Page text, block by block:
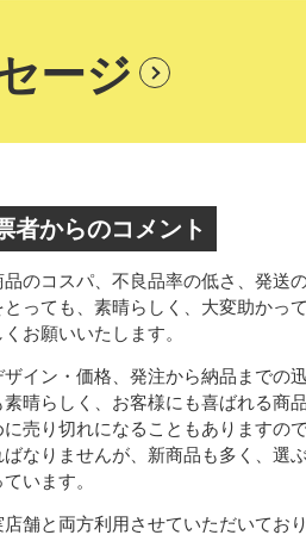
ージ
者からのコメント
品のコスパ、不良品率の低さ、発送
とっても、素晴らしく、大変助かっ
くお願いいたします。
ザイン・価格、発注から納品までの
素晴らしく、お客様にも喜ばれる商
に売り切れになることもありますの
ばなりませんが、新商品も多く、選
ています。
店舗と両方利用させていただいてお